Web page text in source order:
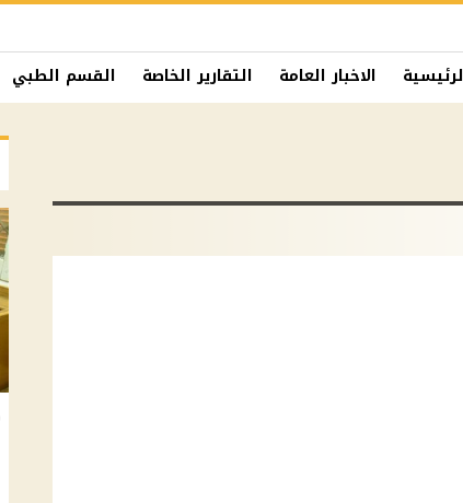
الاخبار العامة التقارير الخاصة القسم الطبي